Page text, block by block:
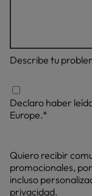
Describe tu
Declaro haber
Europe.*
Quiero recibir
promocionales,
incluso
privacidad.